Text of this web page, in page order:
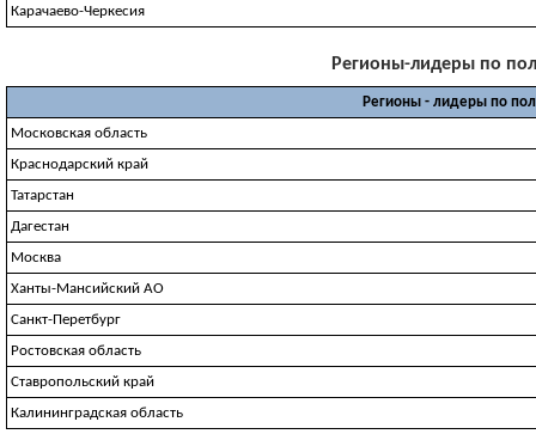
Карачаево-Черкесия
Регионы-лидеры по
Регионы - лидеры по
Московская область
Краснодарский край
Татарстан
Дагестан
Москва
Ханты-Мансийский АО
Санкт-Перетбург
Ростовская область
Ставропольский край
Калининградская область